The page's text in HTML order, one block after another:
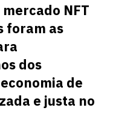
NFT
foram as
dos
de
e justa no